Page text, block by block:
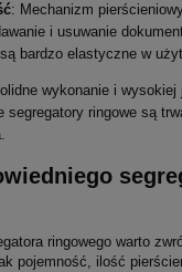
: Mechanizm
i usuwanie
bardzo elastyczne w
wykonanie i wysokiej
segregatory ringowe są
ringowego warto
pojemność, ilość